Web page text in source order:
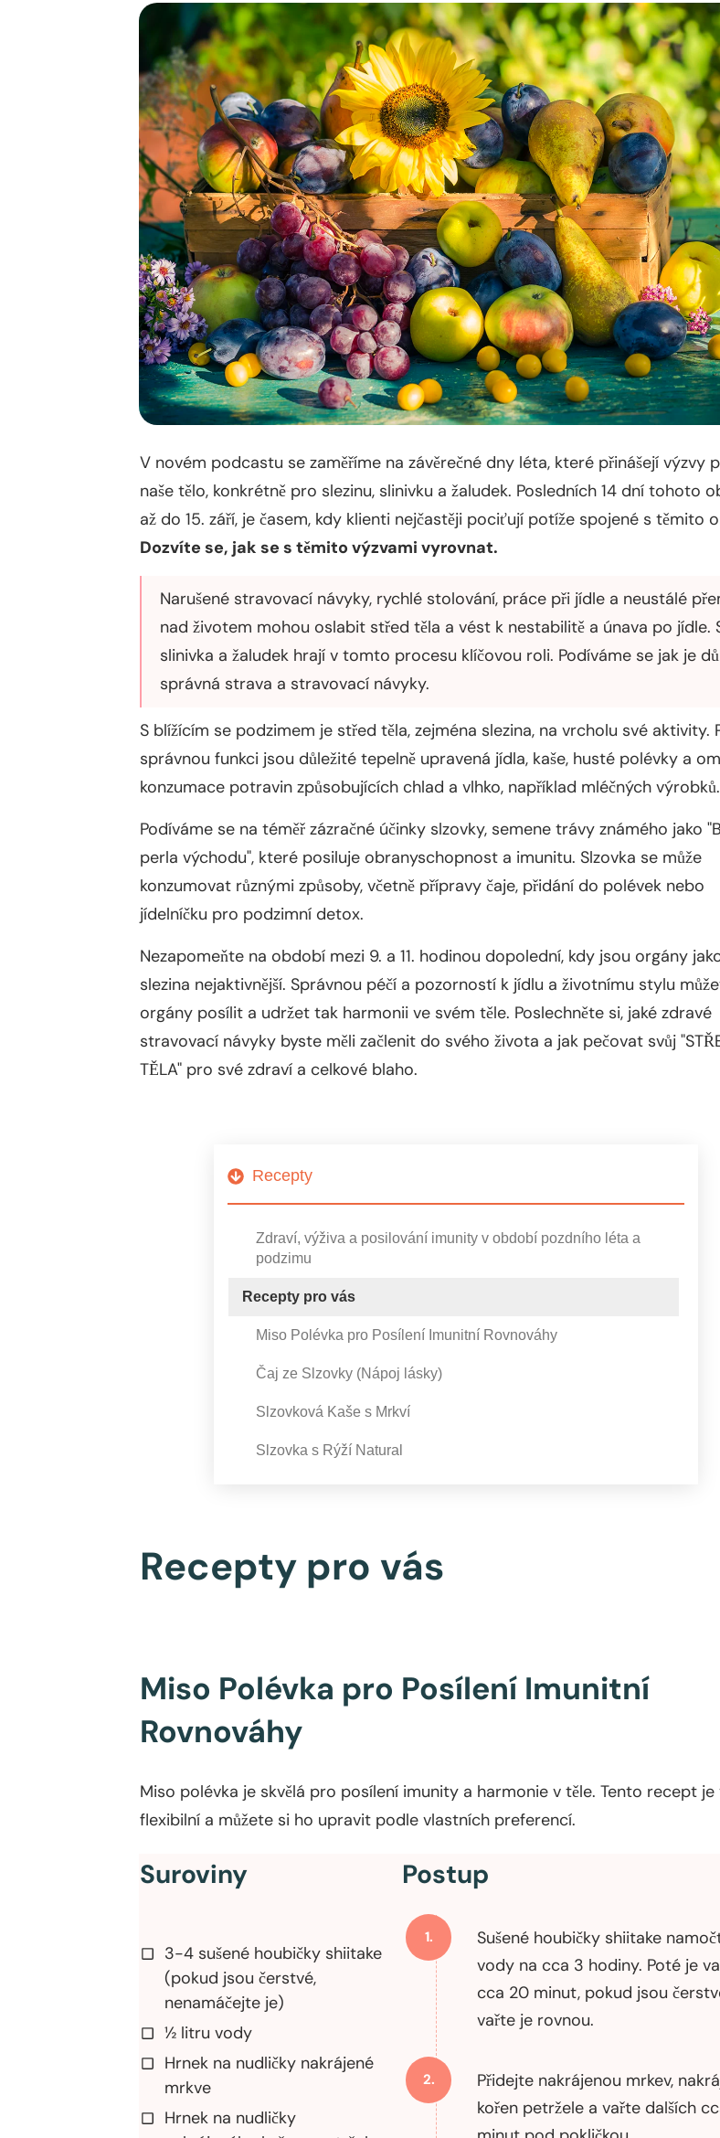
V novém podcastu se zaměříme na závěrečné dny léta, které přinášejí výzvy
naše tělo, konkrétně pro slezinu, slinivku a žaludek. Posledních 14 dní tohoto
až do 15. září, je časem, kdy klienti nejčastěji pociťují potíže spojené s těmito
Dozvíte se, jak se s těmito výzvami vyrovnat.
Narušené stravovací návyky, rychlé stolování, práce při jídle a neustálé
nad životem mohou oslabit střed těla a vést k nestabilitě a únava po jídle.
slinivka a žaludek hrají v tomto procesu klíčovou roli. Podíváme se jak je
správná strava a stravovací návyky.
S blížícím se podzimem je střed těla, zejména slezina, na vrcholu své aktivity.
správnou funkci jsou důležité tepelně upravená jídla, kaše, husté polévky a
konzumace potravin způsobujících chlad a vlhko, například mléčných výrobků.
Podíváme se na téměř zázračné účinky slzovky, semene trávy známého jako
perla východu", které posiluje obranyschopnost a imunitu. Slzovka se může
konzumovat různými způsoby, včetně přípravy čaje, přidání do polévek nebo
jídelníčku pro podzimní detox.
Nezapomeňte na období mezi 9. a 11. hodinou dopolední, kdy jsou orgány
slezina nejaktivnější. Správnou péčí a pozorností k jídlu a životnímu stylu
orgány posílit a udržet tak harmonii ve svém těle. Poslechněte si, jaké zdravé
stravovací návyky byste měli začlenit do svého života a jak pečovat svůj
TĚLA" pro své zdraví a celkové blaho.
Recepty
Zdraví, výživa a posilování imunity v období pozdního léta a
podzimu
Recepty pro vás
Miso Polévka pro Posílení Imunitní Rovnováhy
Čaj ze Slzovky (Nápoj lásky)
Slzovková Kaše s Mrkví
Slzovka s Rýží Natural
Recepty pro vás
Miso Polévka pro Posílení Imunitní
Rovnováhy
Miso polévka je skvělá pro posílení imunity a harmonie v těle. Tento recept je
flexibilní a můžete si ho upravit podle vlastních preferencí.
Suroviny
3-4 sušené houbičky shiitake
(pokud jsou čerstvé,
nenamáčejte je)
½ litru vody
Hrnek na nudličky nakrájené
mrkve
Hrnek na nudličky
Postup
1.
Sušené houbičky shiitake
vody na cca 3 hodiny. Poté je
cca 20 minut, pokud jsou
vařte je rovnou.
2.
Přidejte nakrájenou mrkev,
kořen petržele a vařte dalších